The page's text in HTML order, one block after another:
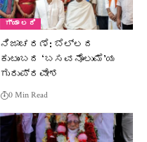
ಗ್ಯಾ ಲರಿ
ನಿಜಾಚರಣೆ: ಬೆಲ್ಲದ
ಕುಟುಂಬದ ‘ಬಸವನೊಲುಮೆ’ಯ
ಗುರುಪ್ರವೇಶ
0 Min Read